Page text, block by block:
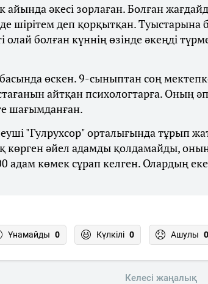
әкесі зорлаған. Болған
шірітем деп қорқытқан.
олай болған күннің өзінде әкеңді
өскен. 9-сыныптан соң
айтқан психологтарға. Оның
шағымданған.
"Гулрухсор" орталығында тұрып
көрген әйел адамды қолдамайды, оның
адам көмек сұрап келген. Олардың
Ұнамайды 0 Күлкілі 0 Ашулы 0
Келесі жаңалық